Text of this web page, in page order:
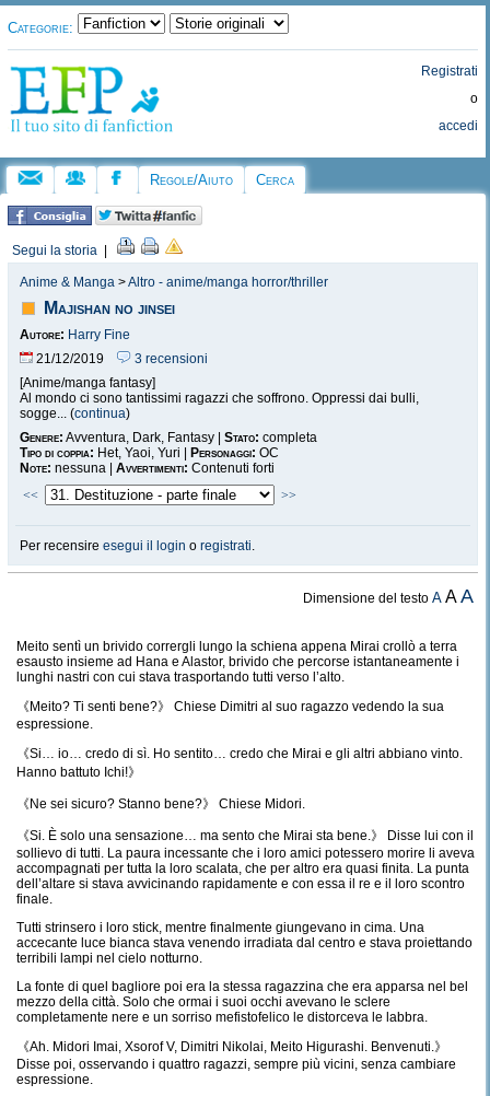
Categorie:
Registrati
o
accedi
Regole/Aiuto Cerca
Segui la storia
Anime & Manga >Altro - anime/manga horror/thriller
Majishan no jinsei
Autore: Harry Fine
21/12/2019
3 recensioni
[Anime/manga fantasy]
Al mondo ci sono tantissimi ragazzi che soffrono. Oppressi dai bulli,
sogge... (continua)
Genere: Avventura, Dark, Fantasy | Stato: completa
Tipo di coppia: Het, Yaoi, Yuri | Personaggi: OC
Note: nessuna | Avvertimenti: Contenuti forti
<<
>>
Per recensire esegui il login o registrati.
Dimensione del testoA AA
Meito sentì un brivido corrergli lungo la schiena appena Mirai crollò a terra
esausto insieme ad Hana e Alastor, brivido che percorse istantaneamente i
lunghi nastri con cui stava trasportando tutti verso l’alto.
《Meito? Ti senti bene?》 Chiese Dimitri al suo ragazzo vedendo la sua
espressione.
《Si… io… credo di sì. Ho sentito… credo che Mirai e gli altri abbiano vinto.
Hanno battuto Ichi!》
《Ne sei sicuro? Stanno bene?》 Chiese Midori.
《Si. È solo una sensazione… ma sento che Mirai sta bene.》 Disse lui con il
sollievo di tutti. La paura incessante che i loro amici potessero morire li aveva
accompagnati per tutta la loro scalata, che per altro era quasi finita. La punta
dell’altare si stava avvicinando rapidamente e con essa il re e il loro scontro
finale.
Tutti strinsero i loro stick, mentre finalmente giungevano in cima. Una
accecante luce bianca stava venendo irradiata dal centro e stava proiettando
terribili lampi nel cielo notturno.
La fonte di quel bagliore poi era la stessa ragazzina che era apparsa nel bel
mezzo della città. Solo che ormai i suoi occhi avevano le sclere
completamente nere e un sorriso mefistofelico le distorceva le labbra.
《Ah. Midori Imai, Xsorof V, Dimitri Nikolai, Meito Higurashi. Benvenuti.》
Disse poi, osservando i quattro ragazzi, sempre più vicini, senza cambiare
espressione.